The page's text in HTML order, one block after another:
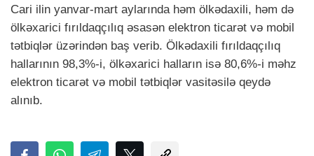
Cari ilin yanvar-mart aylarında həm ölkədaxili, həm də
ölkəxarici fırıldaqçılıq əsasən elektron ticarət və mobil
tətbiqlər üzərindən baş verib. Ölkədaxili fırıldaqçılıq
hallarının 98,3%-i, ölkəxarici halların isə 80,6%-i məhz
elektron ticarət və mobil tətbiqlər vasitəsilə qeydə
alınıb.